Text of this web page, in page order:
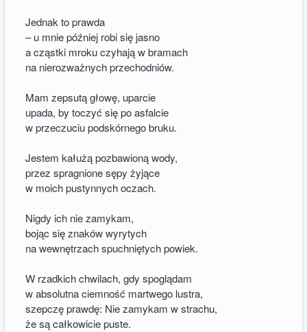
Jednak to prawda
– u mnie później robi się jasno
a cząstki mroku czyhają w bramach
na nierozważnych przechodniów.
Mam zepsutą głowę, uparcie
upada, by toczyć się po asfalcie
w przeczuciu podskórnego bruku.
Jestem kałużą pozbawioną wody,
przez spragnione sępy żyjące
w moich pustynnych oczach.
Nigdy ich nie zamykam,
bojąc się znaków wyrytych
na wewnętrzach spuchniętych powiek.
W rzadkich chwilach, gdy spoglądam
w absolutna ciemność martwego lustra,
szepczę prawdę: Nie zamykam w strachu,
że są całkowicie puste.